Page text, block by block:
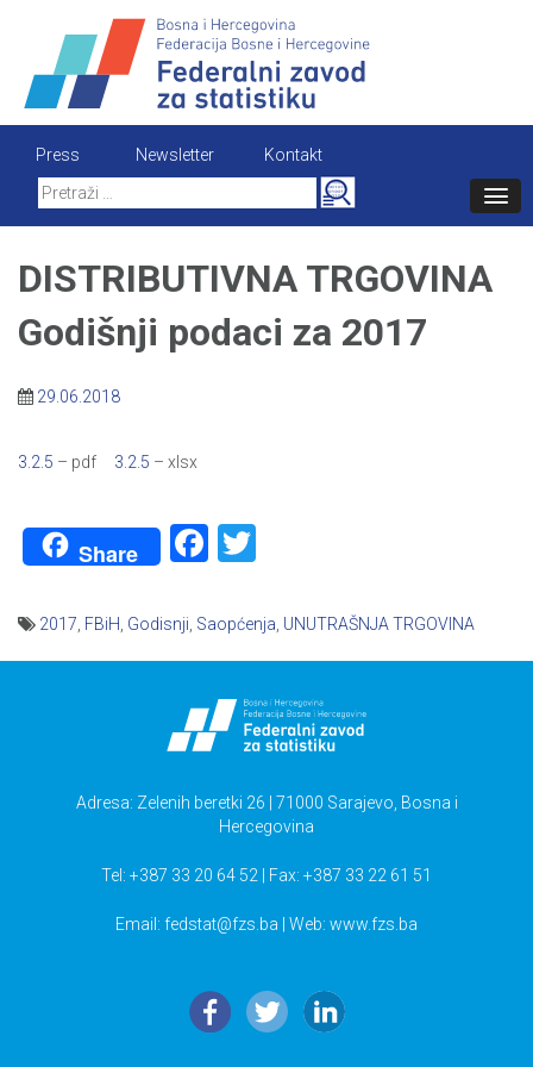
content
Press Newsletter
Kontakt
Search
for:
DISTRIBUTIVNA TRGOVINA
Godišnji podaci za 2017
29.06.2018
3.2.5 – pdf 3.2.5 – xlsx
Share Facebook
2017 FBiH Godisnji Saopćenja UNUTRAŠNJA TRGOVINA
Adresa: Zelenih beretki 26 | 71000 Sarajevo, Bosna i
Hercegovina
Tel: +387 33 20 64 52 | Fax: +387 33 22 61 51
Email: fedstat@fzs.ba | Web: www.fzs.ba